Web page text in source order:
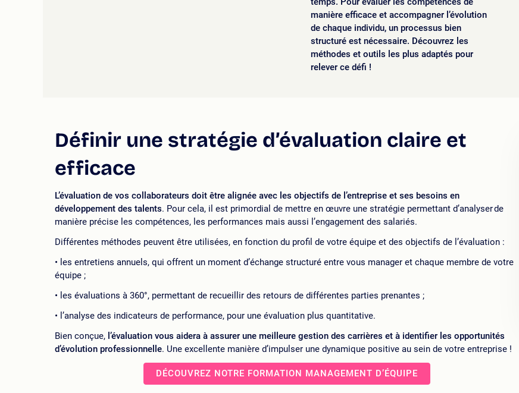
manière efficace et accompagner l’évolution
de chaque individu, un processus bien
structuré est nécessaire. Découvrez les
méthodes et outils les plus adaptés pour
relever ce défi !
Définir une stratégie d’évaluation claire et
efficace
L’évaluation de vos collaborateurs doit être alignée avec les objectifs de l’entreprise et ses besoins en
développement des talents. Pour cela, il est primordial de mettre en œuvre une stratégie permettant d’analyser de
manière précise les compétences, les performances mais aussi l’engagement des salariés.
Différentes méthodes peuvent être utilisées, en fonction du profil de votre équipe et des objectifs de l’évaluation :
les entretiens annuels, qui offrent un moment d’échange structuré entre vous manager et chaque membre de votre
équipe ;
les évaluations à 360°, permettant de recueillir des retours de différentes parties prenantes ;
l’analyse des indicateurs de performance, pour une évaluation plus quantitative.
Bien conçue, l’évaluation vous aidera à assurer une meilleure gestion des carrières et à identifier les opportunités
d’évolution professionnelle. Une excellente manière d’impulser une dynamique positive au sein de votre entreprise !
DÉCOUVREZ NOTRE FORMATION MANAGEMENT D’ÉQUIPE